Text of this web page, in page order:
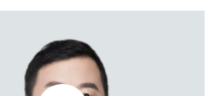
，人人风声鹤唳；
，隐藏哪些风险？